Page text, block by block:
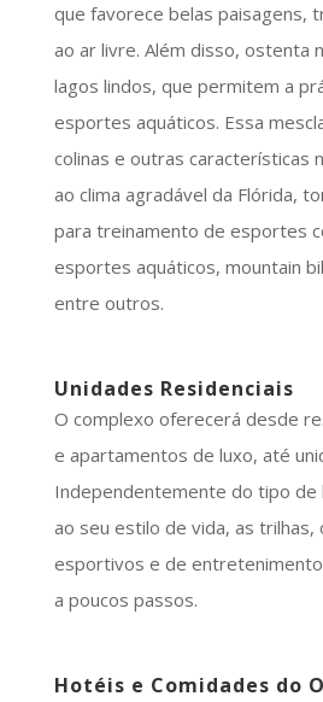
que favorece belas paisagens,
ao ar livre. Além disso, ostenta
lagos lindos, que permitem a
esportes aquáticos. Essa
colinas e outras características
ao clima agradável da Flórida,
para treinamento de esportes
esportes aquáticos, mountain
entre outros.
Unidades Residenciais
O complexo oferecerá desde
e apartamentos de luxo, até
Independentemente do tipo de
ao seu estilo de vida, as trilhas,
esportivos e de
a poucos passos.
Hotéis e Comidades do